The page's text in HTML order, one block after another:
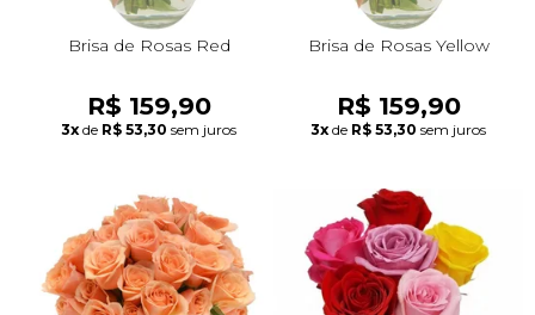
Brisa de Rosas Red
R$ 159,90
3x de R$ 53,30 sem juros
Brisa de Rosas Yellow
R$ 159,90
3x de R$ 53,30 sem juros